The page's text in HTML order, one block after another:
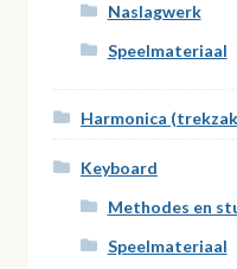
Naslagwerk
Speelmateriaal
Harmonica
Keyboard
Methodes en
Speelmateriaal